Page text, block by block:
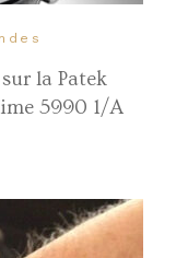
la Patek
5990 1/A